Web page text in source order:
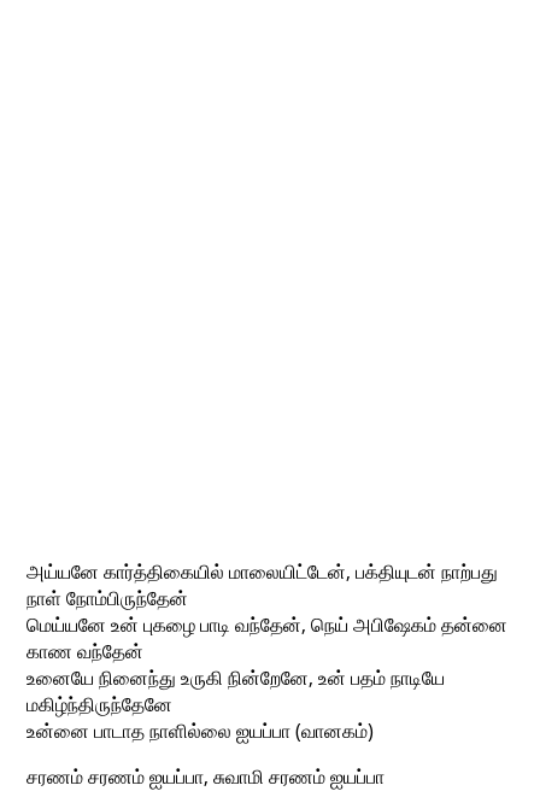
அய்யனே கார்த்திகையில் மாலையிட்டேன், பக்தியுடன் நாற்பது
நாள் நோம்பிருந்தேன்
மெய்யனே உன் புகழை பாடி வந்தேன், நெய் அபிஷேகம் தன்னை
காண வந்தேன்
உனையே நினைந்து உருகி நின்றேனே, உன் பதம் நாடியே
மகிழ்ந்திருந்தேனே
உன்னை பாடாத நாளில்லை ஐயப்பா (வானகம்)
சரணம் சரணம் ஐயப்பா, சுவாமி சரணம் ஐயப்பா